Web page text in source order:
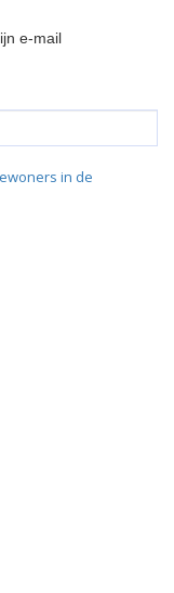
e-mail
in de